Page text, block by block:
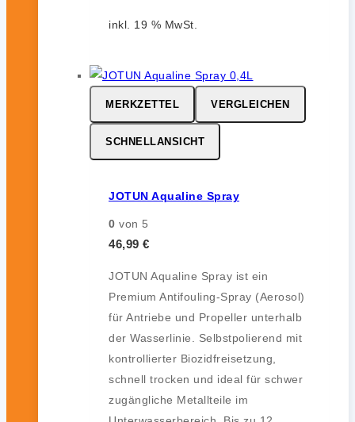
inkl. 19 % MwSt.
MERKZETTEL VERGLEICHEN
SCHNELLANSICHT
JOTUN Aqualine Spray
0 von 5
46,99 €
JOTUN Aqualine Spray ist ein
Premium Antifouling-Spray (Aerosol)
für Antriebe und Propeller unterhalb
der Wasserlinie. Selbstpolierend mit
kontrollierter Biozidfreisetzung,
schnell trocken und ideal für schwer
zugängliche Metallteile im